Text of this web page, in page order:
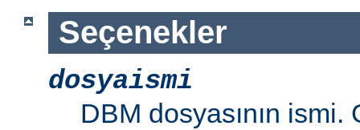
Seçenekler
dosyaismi
DBM dosyasının